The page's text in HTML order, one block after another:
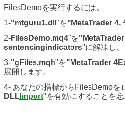
FilesDemoを実行するには。
1-"mtguru1.dll "を"MetaTrader 4,
2-FilesDemo.mq4"を"MetaTrader
sentencingindicators"に解凍し、
3-"gFiles.mqh"を"MetaTrader
展開します。
4- あなたの指標からFilesDemoを
DLL Import"を有効にすることを忘